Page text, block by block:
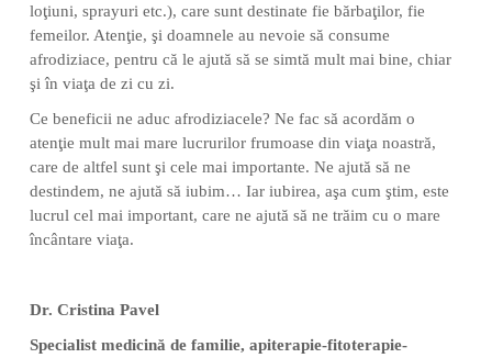
loţiuni, sprayuri etc.), care sunt destinate fie bărbaţilor, fie
femeilor. Atenţie, şi doamnele au nevoie să consume
afrodiziace, pentru că le ajută să se simtă mult mai bine, chiar
şi în viaţa de zi cu zi.
Ce beneficii ne aduc afrodiziacele? Ne fac să acordăm o
atenţie mult mai mare lucrurilor frumoase din viaţa noastră,
care de altfel sunt şi cele mai importante. Ne ajută să ne
destindem, ne ajută să iubim… Iar iubirea, aşa cum ştim, este
lucrul cel mai important, care ne ajută să ne trăim cu o mare
încântare viaţa.
Dr. Cristina Pavel
Specialist medicină de familie, apiterapie-fitoterapie-